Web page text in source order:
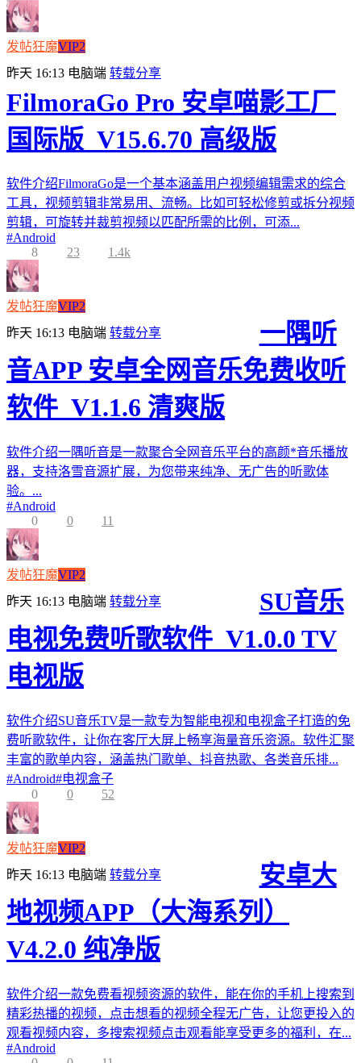
发帖狂魔VIP2
昨天 16:13 电脑端 转载分享
FilmoraGo Pro 安卓喵影工厂
国际版_V15.6.70 高级版
软件介绍FilmoraGo是一个基本涵盖用户视频编辑需求的综合
工具，视频剪辑非常易用、流畅。比如可轻松修剪或拆分视频
剪辑，可旋转并裁剪视频以匹配所需的比例，可添...
#Android
8
23 1.4k
发帖狂魔VIP2
昨天 16:13 电脑端 转载分享
一隅听
音APP 安卓全网音乐免费收听
软件_V1.1.6 清爽版
软件介绍一隅听音是一款聚合全网音乐平台的高颜*音乐播放
器，支持洛雪音源扩展，为您带来纯净、无广告的听歌体
验。...
#Android
0
0 11
发帖狂魔VIP2
昨天 16:13 电脑端 转载分享
SU音乐
电视免费听歌软件_V1.0.0 TV
电视版
软件介绍SU音乐TV是一款专为智能电视和电视盒子打造的免
费听歌软件，让你在客厅大屏上畅享海量音乐资源。软件汇聚
丰富的歌单内容，涵盖热门歌单、抖音热歌、各类音乐排...
#Android#电视盒子
0
0 52
发帖狂魔VIP2
昨天 16:13 电脑端 转载分享
安卓大
地视频APP（大海系列）
V4.2.0 纯净版
软件介绍一款免费看视频资源的软件，能在你的手机上搜索到
精彩热播的视频，点击想看的视频全程无广告，让您更投入的
观看视频内容，多搜索视频点击观看能享受更多的福利，在...
#Android